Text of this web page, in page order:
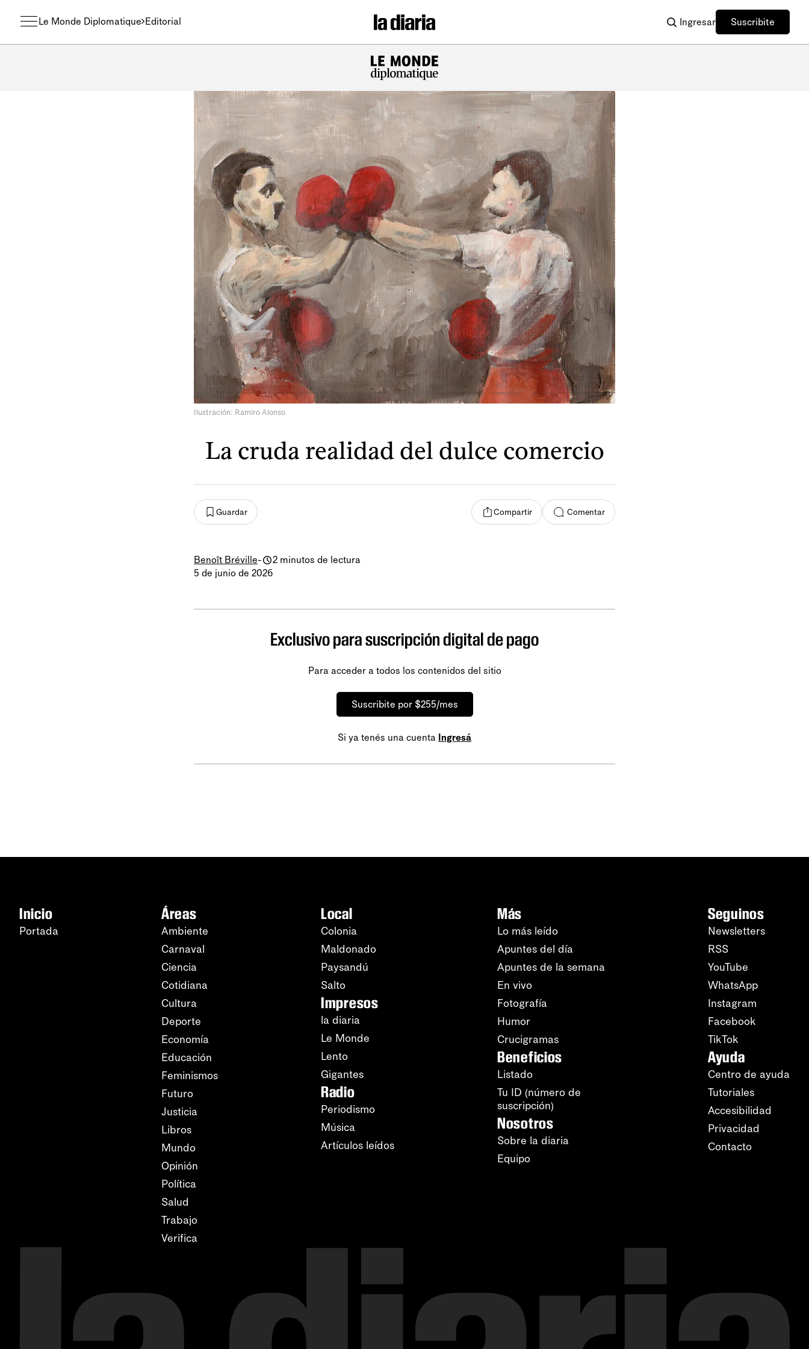
Le Monde Diplomatique Editorial Ingresar Suscribite
Ilustración: Ramiro Alonso
La cruda realidad del dulce comercio
Guardar Compartir Comentar
Benoît Bréville-
2 minutos de lectura
5 de junio de 2026
Exclusivo para suscripción digital de pago
Para acceder a todos los contenidos del sitio
Suscribite por $255/mes
Si ya tenés una cuenta Ingresá
Inicio
Portada
Áreas
Ambiente
Carnaval
Ciencia
Cotidiana
Cultura
Deporte
Economía
Educación
Feminismos
Futuro
Justicia
Libros
Mundo
Opinión
Política
Salud
Trabajo
Verifica
Local
Colonia
Maldonado
Paysandú
Salto
Impresos
la diaria
Le Monde
Lento
Gigantes
Radio
Periodismo
Música
Artículos leídos
Más
Lo más leído
Apuntes del día
Apuntes de la semana
En vivo
Fotografía
Humor
Crucigramas
Beneficios
Listado
Tu ID (número de
suscripción)
Nosotros
Sobre la diaria
Equipo
Seguinos
Newsletters
RSS
YouTube
WhatsApp
Instagram
Facebook
TikTok
Ayuda
Centro de ayuda
Tutoriales
Accesibilidad
Privacidad
Contacto